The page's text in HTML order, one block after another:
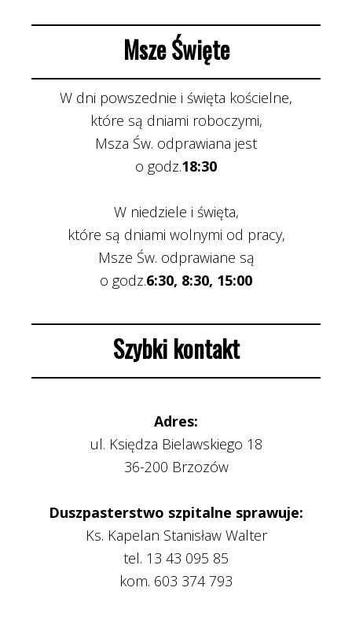
Msze Święte
W dni powszednie i święta kościelne,
które są dniami roboczymi,
Msza Św. odprawiana jest
o godz.18:30
W niedziele i święta,
które są dniami wolnymi od pracy,
Msze Św. odprawiane są
o godz.6:30, 8:30, 15:00
Szybki kontakt
Adres:
ul. Księdza Bielawskiego 18
36-200 Brzozów
Duszpasterstwo szpitalne sprawuje:
Ks. Kapelan Stanisław Walter
tel. 13 43 095 85
kom. 603 374 793